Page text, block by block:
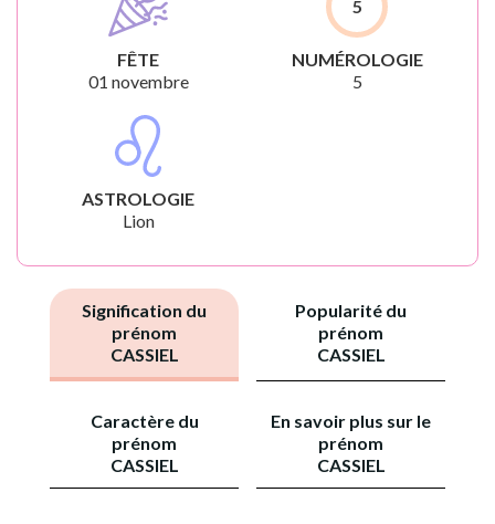
FÊTE
01 novembre
5
NUMÉROLOGIE
5
ASTROLOGIE
Lion
Signification du
prénom
CASSIEL
Popularité du
prénom
CASSIEL
Caractère du
prénom
CASSIEL
En savoir plus sur le
prénom
CASSIEL